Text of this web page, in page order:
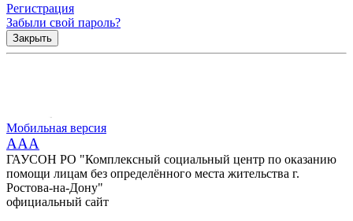
Регистрация
Забыли свой пароль?
Закрыть
Мобильная версия
AAA
ГАУСОН РО "Комплексный социальный центр по оказанию
помощи лицам без определённого места жительства г.
Ростова-на-Дону"
официальный сайт